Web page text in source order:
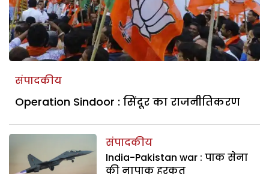
संपादकीय
Operation Sindoor : सिंदूर का राजनीतिकरण
संपादकीय
India-Pakistan war : पाक सेना
की नापाक हरकत